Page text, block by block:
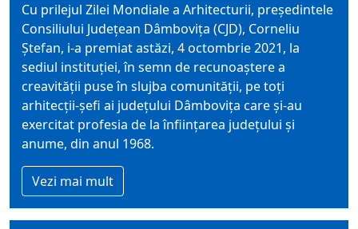
Cu prilejul Zilei Mondiale a Arhitecturii, președintele
Consiliului Județean Dâmbovița (CJD), Corneliu
Ștefan, i-a premiat astăzi, 4 octombrie 2021, la
sediul instituției, în semn de recunoaștere a
creavității puse în slujba comunității, pe toți
arhitecții-șefi ai județului Dâmbovița care și-au
exercitat profesia de la înființarea județului și
anume, din anul 1968.
Vezi mai mult